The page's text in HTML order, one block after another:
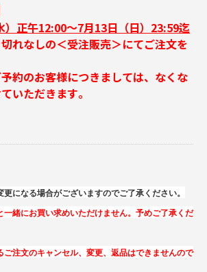
）正午12:00～7月13日（日）23:59迄
れなしの＜受注販売＞にてご注文を
約のお客様につきましては、なくな
いただきます｡
になる場合がございますのでご了承ください。
緒にお買い求めいただけません。予めご了承くだ
注文のキャンセル、変更、返品はできませんので